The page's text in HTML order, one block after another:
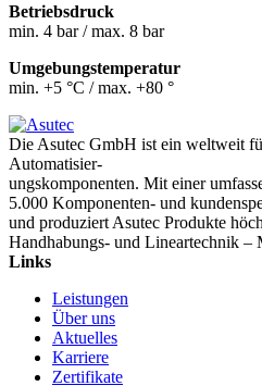
Betriebsdruck
min. 4 bar / max. 8 bar
Umgebungstemperatur
min. +5 °C / max. +80 °
Die Asutec GmbH ist ein weltweit
Automatisier-
ungskomponenten. Mit einer
5.000 Komponenten- und
und produziert Asutec Produkte
Handhabungs- und Lineartechnik –
Links
Leistungen
Über uns
Aktuelles
Karriere
Zertifikate